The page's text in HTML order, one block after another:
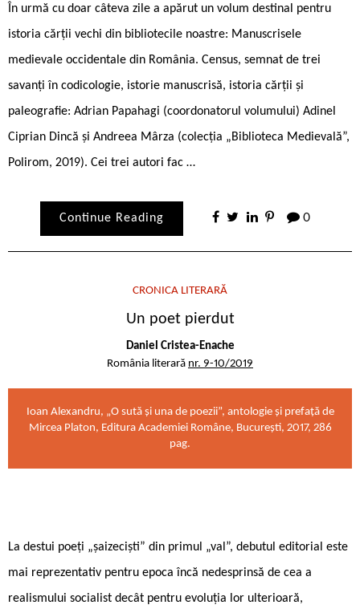
În urmă cu doar câteva zile a apărut un volum destinal pentru
istoria cărții vechi din bibliotecile noastre: Manuscrisele
medievale occidentale din România. Census, semnat de trei
savanți în codicologie, istorie manuscrisă, istoria cărții și
paleografie: Adrian Papahagi (coordonatorul volumului) Adinel
Ciprian Dincă și Andreea Mârza (colecția „Biblioteca Medievală”,
Polirom, 2019). Cei trei autori fac …
Continue Reading 0
CRONICA LITERARĂ
Un poet pierdut
Daniel Cristea-Enache
România literară nr. 9-10/2019
Ioan Alexandru, „O sută și una de poezii”, antologie și prefață de
Mircea Platon, Editura Academiei Române, București, 2017, 286
pag.
La destui poeți „șaizeciști” din primul „val”, debutul editorial este
mai reprezentativ pentru epoca încă nedesprinsă de cea a
realismului socialist decât pentru evoluția lor ulterioară,